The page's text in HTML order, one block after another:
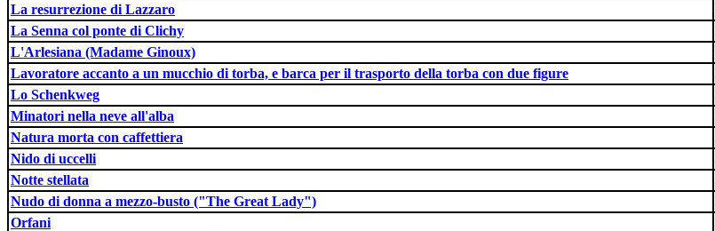
La resurrezione di Lazzaro
La Senna col ponte di Clichy
L'Arlesiana (Madame Ginoux)
Lavoratore accanto a un mucchio di torba, e barca per il trasporto della torba con due figure
Lo Schenkweg
Minatori nella neve all'alba
Natura morta con caffettiera
Nido di uccelli
Notte stellata
Nudo di donna a mezzo-busto ("The Great Lady")
Orfani